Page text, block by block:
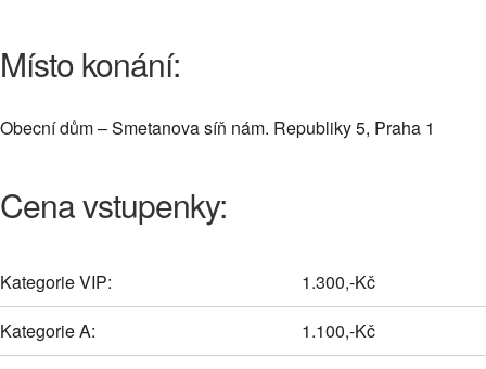
Místo konání:
Obecní dům – Smetanova síň nám. Republiky 5, Praha 1
Cena vstupenky:
Kategorie VIP:
1.300,-Kč
Kategorie A:
1.100,-Kč